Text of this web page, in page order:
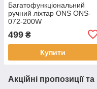
Багатофункціональний
ручний ліхтар ONS ONS-
072-200W
499 ₴
Купити
Акційні пропозиції